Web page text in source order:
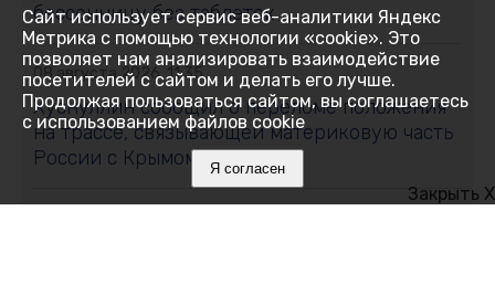
бессонницу без таблеток
08 августа 2026, 11:35
Хуснуллин сообщил о переломе положения
на трассе, связывающей материковую часть
России с Крымом
Закрыть X
Сайт использует сервис веб-аналитики Яндекс
Метрика с помощью технологии «cookie». Это
позволяет нам анализировать взаимодействие
посетителей с сайтом и делать его лучше.
Продолжая пользоваться сайтом, вы соглашаетесь
с использованием файлов cookie
Я согласен